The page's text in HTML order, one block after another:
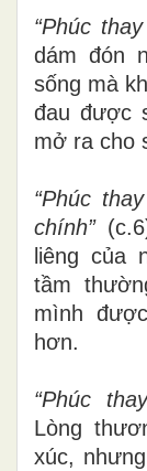
“Phúc
dám đón
sống mà
đau được
mở ra cho
“Phúc
chính”
liêng của
tầm
mình
hơn.
“Phúc
Lòng
xúc,